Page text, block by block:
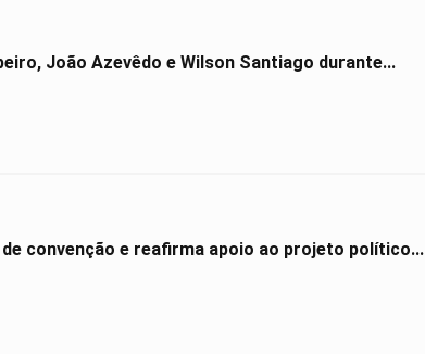
João Azevêdo e Wilson Santiago durante...
convenção e reafirma apoio ao projeto político...